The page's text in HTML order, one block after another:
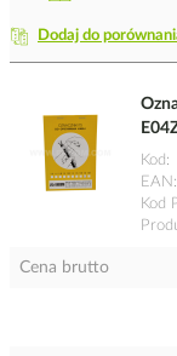
Dodaj do
Kod
EAN
Kod
Cena brutto